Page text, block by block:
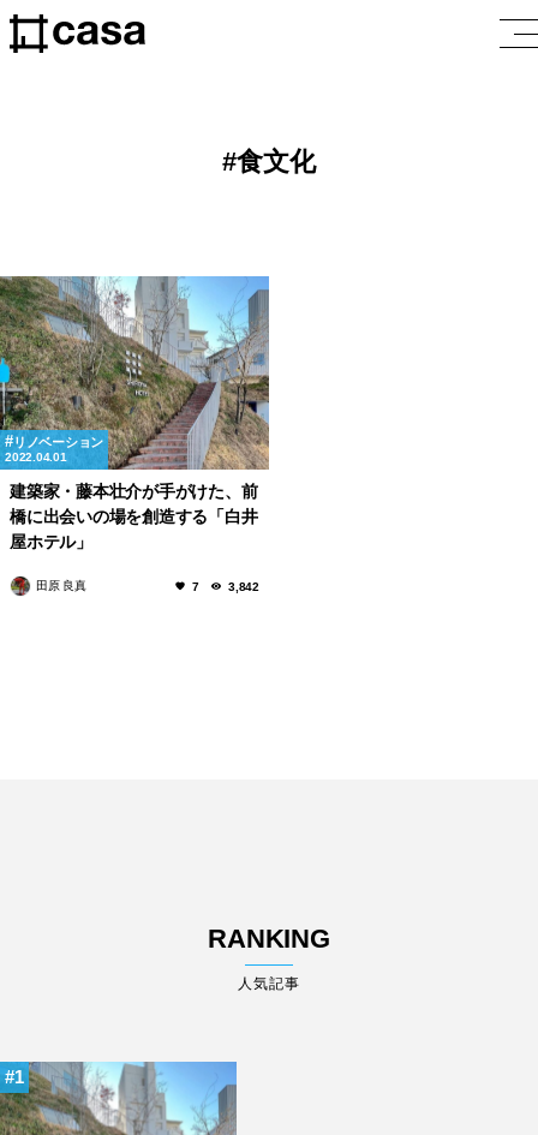
食文化
リノベーション
2022.04.01
建築家・藤本壮介が手がけた、前
橋に出会いの場を創造する「白井
屋ホテル」
田原 良真 7 3,842
RANKING
人気記事
1